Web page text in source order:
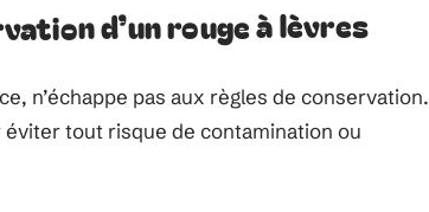
d’un rouge à lèvres
n’échappe pas aux règles de conservation.
tout risque de contamination ou